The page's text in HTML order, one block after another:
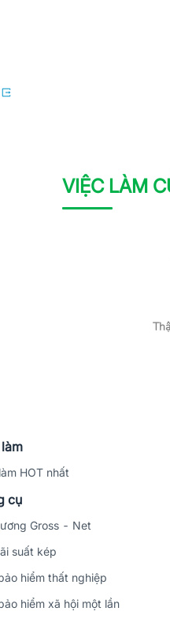
VIỆC LÀM
HOT nhất
cụ
Gross - Net
suất kép
hiểm thất nghiệp
hiểm xã hội một lần